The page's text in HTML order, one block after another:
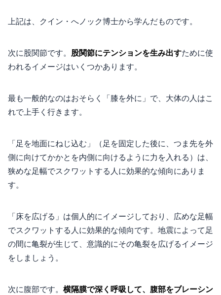
上記は、クイン・へノック博士から学んだものです。
次に股関節です。 股関節にテンションを生み出すために使
われるイメージはいくつかあります。
最も一般的なのはおそらく「膝を外に」で、大体の人はこ
れで上手く行きます。
「足を地面にねじ込む」（足を固定した後に、つま先を外
側に向けてかかとを内側に向けるように力を入れる）は、
狭めな足幅でスクワットする人に効果的な傾向にありま
す。
「床を広げる」は個人的にイメージしており、広めな足幅
でスクワットする人に効果的な傾向です。地震によって足
の間に亀裂が生じて、意識的にその亀裂を広げるイメージ
をしましょう。
次に腹部です。 横隔膜で深く呼吸して、腹部をブレーシン